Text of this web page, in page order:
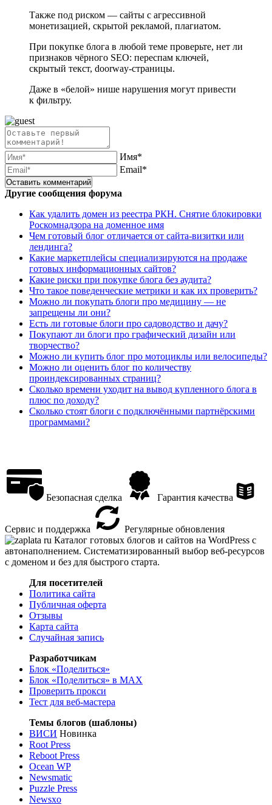
Также под риском — сайты с агрессивной
монетизацией, скрытой рекламой, плагиатом.
При покупке блога в любой теме проверьте, нет ли
признаков чёрного SEO: переспам ключей,
скрытый текст, doorway-страницы.
Даже в «белой» нише нарушения могут привести
к фильтру.
Имя*
Email*
Другие сообщения форума
Как удалить домен из реестра РКН. Снятие блокировки
Роскомнадзора на доменное имя
Чем готовый блог отличается от сайта-визитки или
лендинга?
Какие маркетплейсы специализируются на продаже
готовых информационных сайтов?
Какие риски при покупке блога без аудита?
Что такое поведенческие метрики и как их проверить?
Можно ли покупать блоги про медицину — не
запрещены ли они?
Есть ли готовые блоги про садоводство и дачу?
Покупают ли блоги про графический дизайн или
творчество?
Можно ли купить блог про мотоциклы или велосипеды?
Можно ли оценить блог по количеству
проиндексированных страниц?
Сколько времени уходит на вывод купленного блога в
плюс по доходу?
Сколько стоят блоги с подключёнными партнёрскими
программами?
Безопасная сделка Гарантия качества
Сервис и поддержка
Регулярные обновления
Каталог готовых блогов и сайтов на WordPress с
автонаполнением. Систематизированный выбор веб-ресурсов
с доменом и без для быстрого старта.
Для посетителей
Политика сайта
Публичная оферта
Отзывы
Карта сайта
Случайная запись
Разработчикам
Блок «Поделиться»
Блок «Поделиться» в MAX
Проверить прокси
Тест для веб-мастера
Темы блогов (шаблоны)
ВИСИ Новинка
Root Press
Reboot Press
Ocean WP
Newsmatic
Puzzle Press
Newsxo